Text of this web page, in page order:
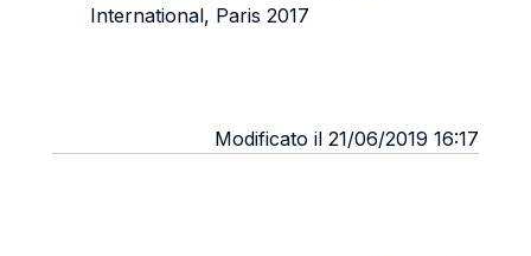
International, Paris 2017
Modificato il 21/06/2019 16:17